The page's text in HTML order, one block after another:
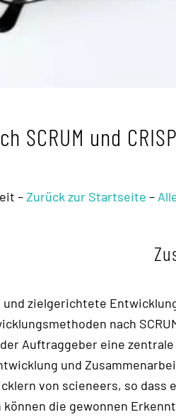
SCRUM und
–Zurück zur Startseite –
zielgerichtete
nach
Auftraggeber eine
und
von scieneers, so
können die gewonnen